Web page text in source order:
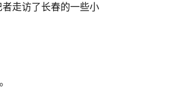
走访了长春的一些小